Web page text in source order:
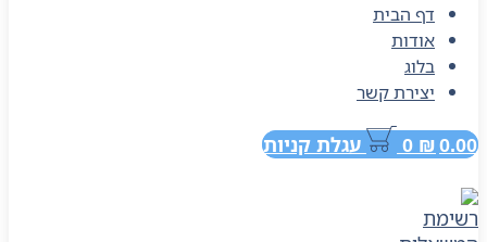
דף הבית
אודות
בלוג
יצירת קשר
₪0.00
0 עגלת קניות